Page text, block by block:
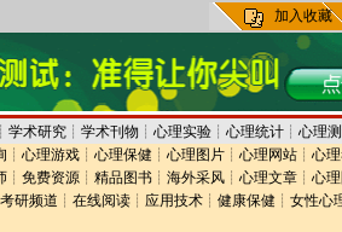
加入收藏
┊ 学术研究┊ 学术刊物 ┊ 心理实验┊ 心理统计┊ 心理
┊ 心理游戏 ┊ 心理保健 ┊ 心理图片 ┊ 心理网站 ┊ 心
┊ 免费资源 ┊ 精品图书 ┊ 海外采风 ┊ 心理文章 ┊ 心理
考研频道 ┊ 在线阅读 ┊ 应用技术 ┊ 健康保健 ┊ 女性心